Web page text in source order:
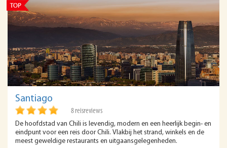
Santiago
8 reisreviews
De hoofdstad van Chili is levendig, modern en een heerlijk begin- en
eindpunt voor een reis door Chili. Vlakbij het strand, winkels en de
meest geweldige restaurants en uitgaansgelegenheden.